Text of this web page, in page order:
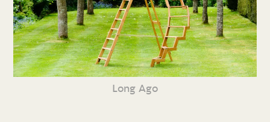
Long Ago